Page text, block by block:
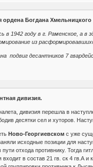
ордена Богдана
в 1942 году в г. Раменское, а
из
подвиг десантников 7
дивизия.
дивизия перешла в
десятки сел и хуторов.
Ново-Георгиевскомс уже
исходные позиции для
пути отхода противнику. Тогда
входит в состав 21 гв. ск 4